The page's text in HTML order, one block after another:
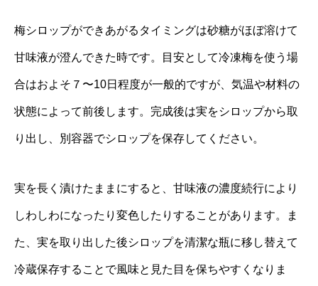
梅シロップができあがるタイミングは砂糖がほぼ溶けて
甘味液が澄んできた時です。目安として冷凍梅を使う場
合はおよそ７〜10日程度が一般的ですが、気温や材料の
状態によって前後します。完成後は実をシロップから取
り出し、別容器でシロップを保存してください。
実を長く漬けたままにすると、甘味液の濃度続行により
しわしわになったり変色したりすることがあります。ま
た、実を取り出した後シロップを清潔な瓶に移し替えて
冷蔵保存することで風味と見た目を保ちやすくなりま